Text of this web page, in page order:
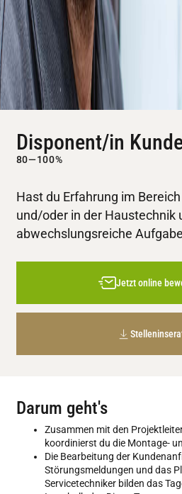
Disponent/in
80—100%
Hast du Erfahrung im
und/oder in der Haustechnik
abwechslungsreiche
Jetzt online
Darum geht's
Zusammen mit den
koordinierst du die Montage-
Die Bearbeitung der
Störungsmeldungen und das
Servicetechniker bilden das